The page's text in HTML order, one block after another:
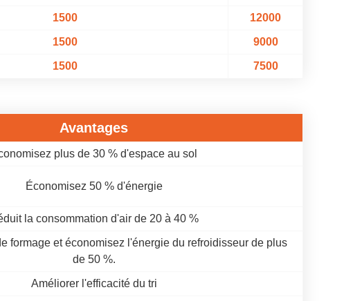
1500 12000
1500 9000
1500 7500
Avantages
plus de 30 % d'espace au sol
Économisez 50 % d'énergie
la consommation d'air de 20 à 40 %
formage et économisez l'énergie du refroidisseur de plus
de 50 %.
Améliorer l'efficacité du tri